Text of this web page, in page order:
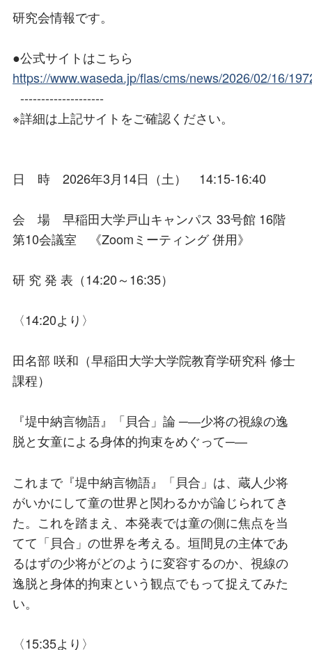
研究会情報です。
●公式サイトはこちら
https://www.waseda.jp/flas/cms/news/2026/02/16/
--------------------
※詳細は上記サイトをご確認ください。
日 時 2026年3月14日（土） 14:15-16:40
会 場 早稲田大学戸山キャンパス 33号館 16階
第10会議室 《Zoomミーティング 併用》
研 究 発 表（14:20～16:35）
〈14:20より〉
田名部 咲和（早稲田大学大学院教育学研究科 修士
課程）
『堤中納言物語』「貝合」論 ─―少将の視線の逸
脱と女童による身体的拘束をめぐって─―
これまで『堤中納言物語』「貝合」は、蔵人少将
がいかにして童の世界と関わるかが論じられてき
た。これを踏まえ、本発表では童の側に焦点を当
てて「貝合」の世界を考える。垣間見の主体であ
るはずの少将がどのように変容するのか、視線の
逸脱と身体的拘束という観点でもって捉えてみた
い。
〈15:35より〉